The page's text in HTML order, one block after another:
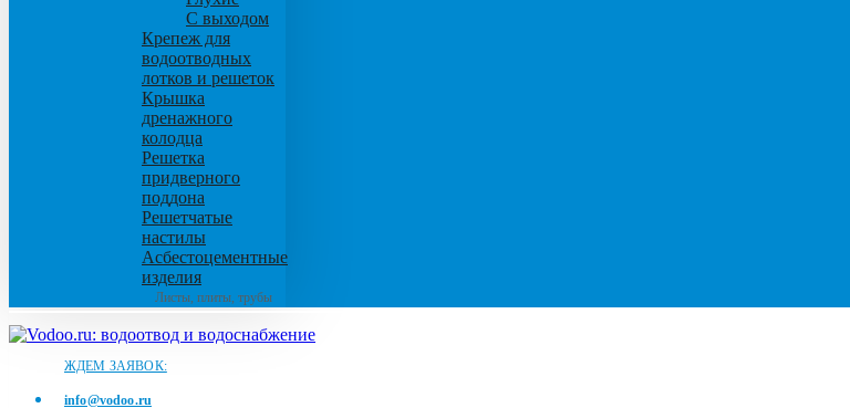
С выходом
Крепеж для
водоотводных
лотков и решеток
Крышка
дренажного
колодца
Решетка
придверного
поддона
Решетчатые
настилы
Асбестоцементные
изделия
Листы, плиты, трубы
ЖДЕМ ЗАЯВОК:
info@vodoo.ru